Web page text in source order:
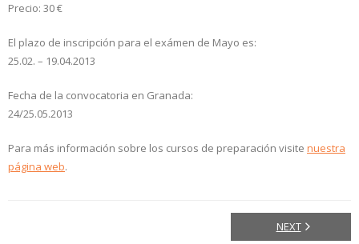
Precio: 30 €
El plazo de inscripción para el exámen de Mayo es:
25.02. – 19.04.2013
Fecha de la convocatoria en Granada:
24/25.05.2013
Para más información sobre los cursos de preparación visite nuestra
página web.
NEXT